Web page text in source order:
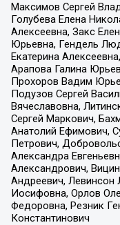
Максимов Сергей
Голубева Елена
Алексеевна, Закс
Юрьевна, Гендель
Екатерина
Арапова Галина
Прохоров Вадим
Подузов Сергей
Вячеславовна,
Сергей Маркович,
Анатолий Ефимович,
Петрович,
Александра
Александрович,
Андреевич, Левинсон
Иосифовна, Орлов
Федоровна, Резник
Константинович